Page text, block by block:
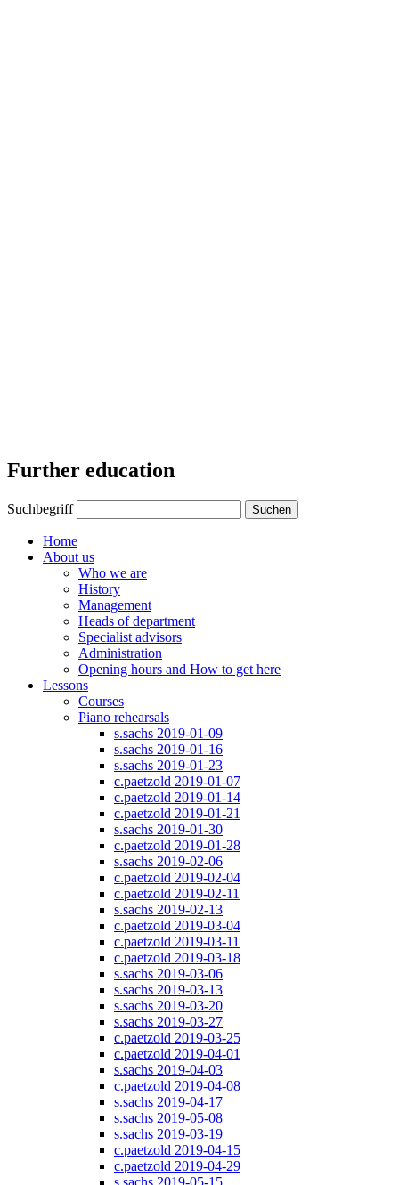
Further education
Suchbegriff Suchen
Home
About us
Who we are
History
Management
Heads of department
Specialist advisors
Administration
Opening hours and How to get here
Lessons
Courses
Piano rehearsals
s.sachs 2019-01-09
s.sachs 2019-01-16
s.sachs 2019-01-23
c.paetzold 2019-01-07
c.paetzold 2019-01-14
c.paetzold 2019-01-21
s.sachs 2019-01-30
c.paetzold 2019-01-28
s.sachs 2019-02-06
c.paetzold 2019-02-04
c.paetzold 2019-02-11
s.sachs 2019-02-13
c.paetzold 2019-03-04
c.paetzold 2019-03-11
c.paetzold 2019-03-18
s.sachs 2019-03-06
s.sachs 2019-03-13
s.sachs 2019-03-20
s.sachs 2019-03-27
c.paetzold 2019-03-25
c.paetzold 2019-04-01
s.sachs 2019-04-03
c.paetzold 2019-04-08
s.sachs 2019-04-17
s.sachs 2019-05-08
s.sachs 2019-03-19
c.paetzold 2019-04-15
c.paetzold 2019-04-29
s.sachs 2019-05-15